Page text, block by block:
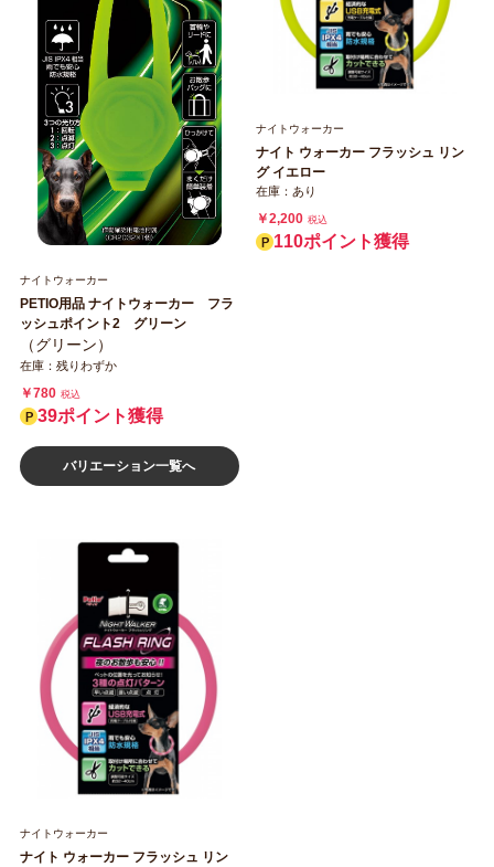
ナイトウォーカー
PETIO用品 ナイトウォーカー フラ
ッシュポイント2 グリーン
（グリーン）
在庫：残りわずか
￥780 税込
39ポイント獲得
バリエーション一覧へ
ナイトウォーカー
ナイト ウォーカー フラッシュ リン
グ イエロー
在庫：あり
￥2,200 税込
110ポイント獲得
ナイトウォーカー
ナイト ウォーカー フラッシュ リン